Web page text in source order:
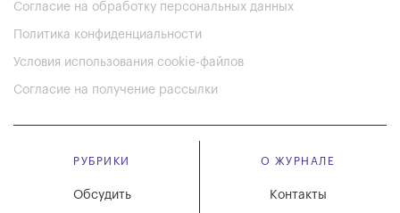
Согласие на обработку персональных данных
Политика конфиденциальности
Условия использования cookie-файлов
Согласие на получение рассылки
РУБРИКИ
Обсудить
О ЖУРНАЛЕ
Контакты